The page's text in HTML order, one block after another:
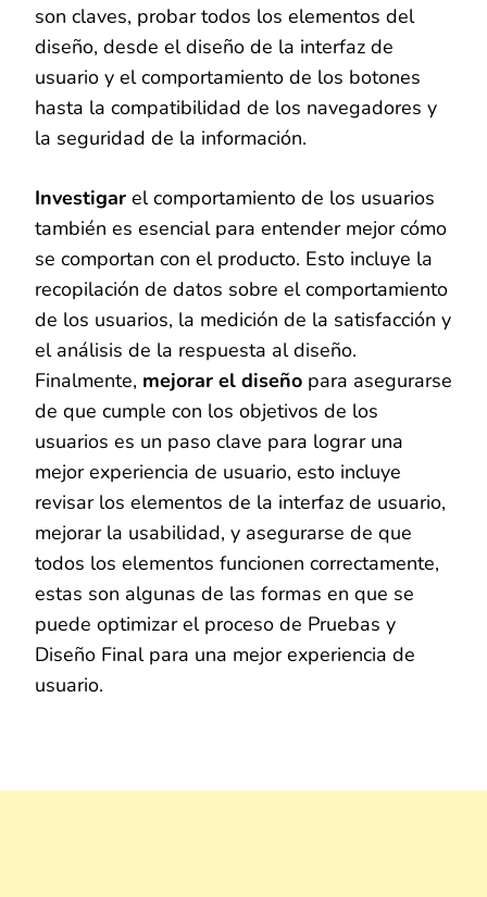
son claves, probar todos los elementos del
diseño, desde el diseño de la interfaz de
usuario y el comportamiento de los botones
hasta la compatibilidad de los navegadores y
la seguridad de la información.
Investigar el comportamiento de los usuarios
también es esencial para entender mejor cómo
se comportan con el producto. Esto incluye la
recopilación de datos sobre el comportamiento
de los usuarios, la medición de la satisfacción y
el análisis de la respuesta al diseño.
Finalmente, mejorar el diseño para asegurarse
de que cumple con los objetivos de los
usuarios es un paso clave para lograr una
mejor experiencia de usuario, esto incluye
revisar los elementos de la interfaz de usuario,
mejorar la usabilidad, y asegurarse de que
todos los elementos funcionen correctamente,
estas son algunas de las formas en que se
puede optimizar el proceso de Pruebas y
Diseño Final para una mejor experiencia de
usuario.